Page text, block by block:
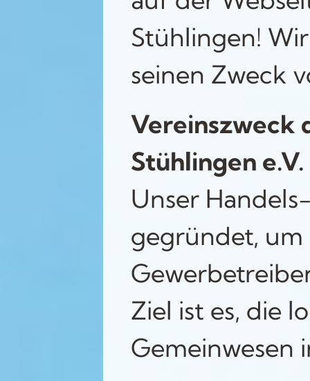
Stühlingen!
seinen Zweck
Vereinszweck
Stühlingen e.V.
Unser
gegründet,
Ziel ist es, die
Gemeinwesen